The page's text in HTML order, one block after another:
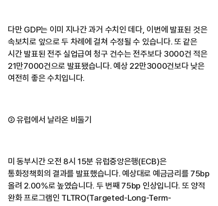
다만 GDP는 이미 지나간 과거 수치인 데다, 이번에 발표된 것은
속보치로 앞으로 두 차례에 걸쳐 수정될 수 있습니다. 또 같은
시간 발표된 전주 실업급여 청구 건수는 전주보다 3000건 적은
21만7000건으로 발표됐습니다. 예상 22만3000건보다 낮은
여전히 좋은 수치입니다.
② 유럽에서 날라온 비둘기
미 동부시간 오전 8시 15분 유럽중앙은행(ECB)은
통화정책회의 결과를 발표했습니다. 예상대로 예금금리를 75bp
올려 2.00%로 높였습니다. 두 번째 75bp 인상입니다. 또 양적
완화 프로그램인 TLTRO(Targeted-Long-Term-